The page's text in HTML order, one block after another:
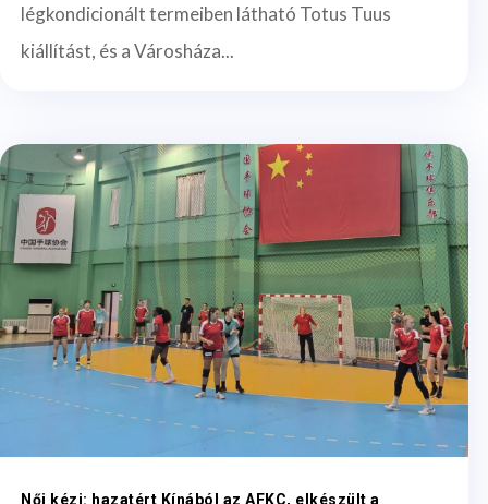
légkondicionált termeiben látható Totus Tuus
kiállítást, és a Városháza...
Női kézi: hazatért Kínából az AFKC, elkészült a